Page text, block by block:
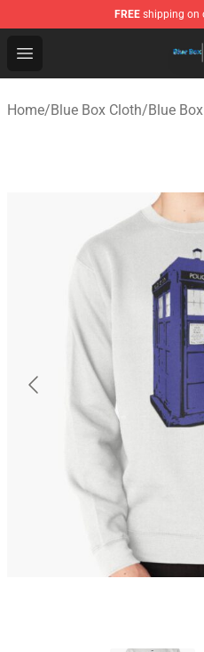
FREE shipping on
Open menu
Blue Box Store - Official
Home/Blue Box Cloth/Blue